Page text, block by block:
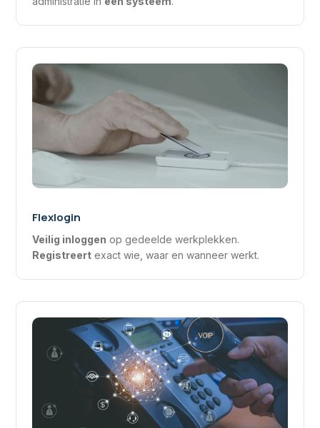
Flexlogin
Veilig inloggen op gedeelde werkplekken.
Registreert exact wie, waar en wanneer werkt.